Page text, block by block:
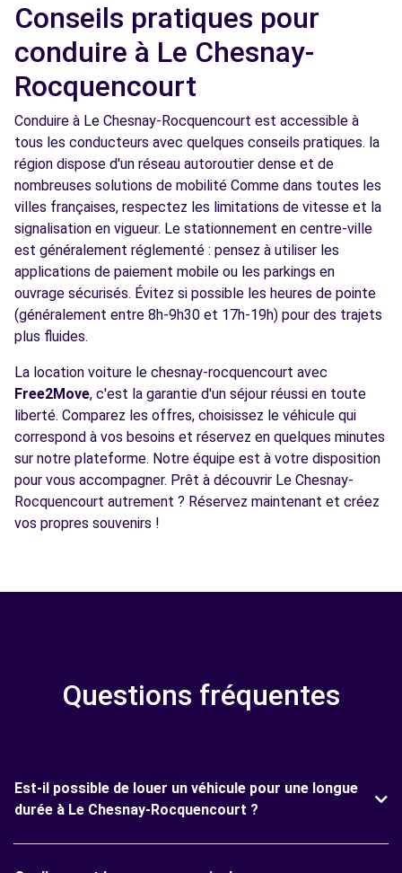
Conseils pratiques pour
conduire à Le Chesnay-
Rocquencourt
Conduire à Le Chesnay-Rocquencourt est accessible à
tous les conducteurs avec quelques conseils pratiques. la
région dispose d'un réseau autoroutier dense et de
nombreuses solutions de mobilité Comme dans toutes les
villes françaises, respectez les limitations de vitesse et la
signalisation en vigueur. Le stationnement en centre-ville
est généralement réglementé : pensez à utiliser les
applications de paiement mobile ou les parkings en
ouvrage sécurisés. Évitez si possible les heures de pointe
(généralement entre 8h-9h30 et 17h-19h) pour des trajets
plus fluides.
La location voiture le chesnay-rocquencourt avec
Free2Move, c'est la garantie d'un séjour réussi en toute
liberté. Comparez les offres, choisissez le véhicule qui
correspond à vos besoins et réservez en quelques minutes
sur notre plateforme. Notre équipe est à votre disposition
pour vous accompagner. Prêt à découvrir Le Chesnay-
Rocquencourt autrement ? Réservez maintenant et créez
vos propres souvenirs !
Questions fréquentes
Est-il possible de louer un véhicule pour une longue
durée à Le Chesnay-Rocquencourt ?